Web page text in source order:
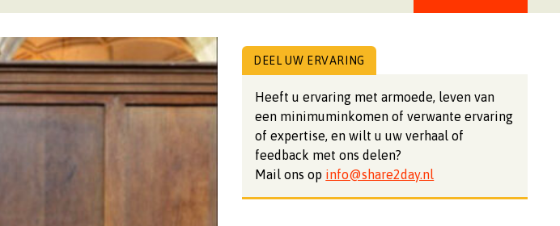
DEEL UW ERVARING
Heeft u ervaring met armoede, leven van
een minimuminkomen of verwante ervaring
of expertise, en wilt u uw verhaal of
feedback met ons delen?
Mail ons op info@share2day.nl